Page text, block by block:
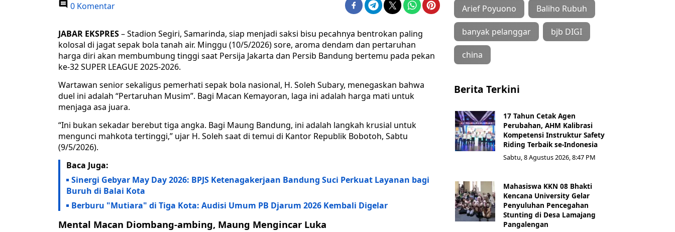
0 Komentar
JABAR EKSPRES– Stadion Segiri, Samarinda, siap menjadi saksi bisu pecahnya bentrokan paling
kolosal di jagat sepak bola tanah air. Minggu (10/5/2026) sore, aroma dendam dan pertaruhan
harga diri akan membumbung tinggi saat Persija Jakarta dan Persib Bandung bertemu pada pekan
ke-32 SUPER LEAGUE 2025-2026.
​Wartawan senior sekaligus pemerhati sepak bola nasional, H. Soleh Subary, menegaskan bahwa
duel ini adalah “Pertaruhan Musim”. Bagi Macan Kemayoran, laga ini adalah harga mati untuk
menjaga asa juara.
“Ini bukan sekadar berebut tiga angka. Bagi Maung Bandung, ini adalah langkah krusial untuk
mengunci mahkota tertinggi,” ujar H. Soleh saat di temui di Kantor Republik Bobotoh, Sabtu
(9/5/2026).
Baca Juga:
Sinergi Gebyar May Day 2026: BPJS Ketenagakerjaan Bandung Suci Perkuat Layanan bagi
Buruh di Balai Kota
Berburu "Mutiara" di Tiga Kota: Audisi Umum PB Djarum 2026 Kembali Digelar
Mental Macan Diombang-ambing, Maung Mengincar Luka
Arief Poyuono Baliho Rubuh
banyak pelanggar bjb DIGI
china
Berita Terkini
17 Tahun Cetak Agen
Perubahan, AHM Kalibrasi
Kompetensi Instruktur Safety
Riding Terbaik se-Indonesia
Sabtu, 8 Agustus 2026, 8:47 PM
Mahasiswa KKN 08 Bhakti
Kencana University Gelar
Penyuluhan Pencegahan
Stunting di Desa Lamajang
Pangalengan